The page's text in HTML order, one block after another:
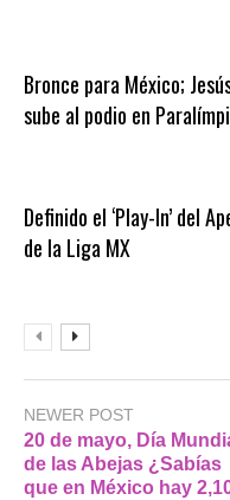
Bronce para México;
sube al podio en
Definido el ‘Play-In’ del
de la Liga MX
NEWER POST
20 de mayo, Día
de las Abejas ¿Sabías
que en México hay